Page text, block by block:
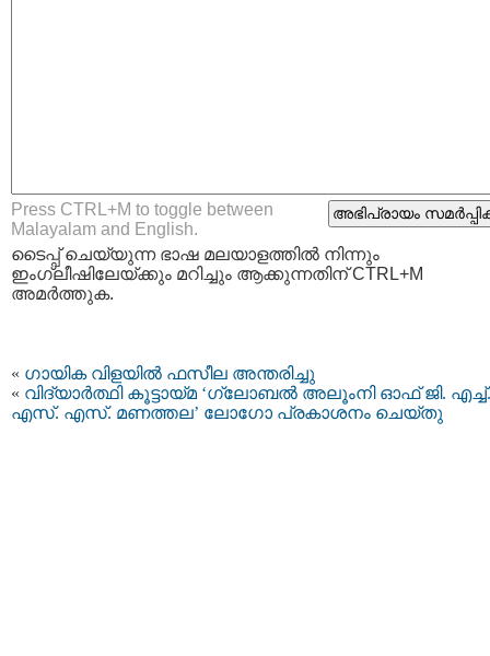
Press CTRL+M to toggle between
Malayalam and English.
ടൈപ്പ്‌ ചെയ്യുന്ന ഭാഷ മലയാളത്തില്‍ നിന്നും
ഇംഗ്ലീഷിലേയ്ക്കും മറിച്ചും ആക്കുന്നതിന് CTRL+M
അമര്‍ത്തുക.
« ഗായിക വിളയില്‍ ഫസീല അന്തരിച്ചു
« വിദ്യാര്‍ത്ഥി കൂട്ടായ്മ ‘ഗ്ലോബൽ അലൂംനി ഓഫ് ജി. എച്ച്.
എസ്. എസ്. മണത്തല’ ലോഗോ പ്രകാശനം ചെയ്തു